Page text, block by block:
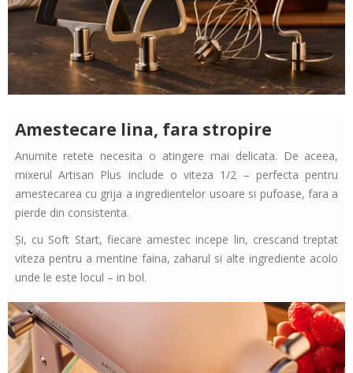
Amestecare lina, fara stropire
Anumite retete necesita o atingere mai delicata. De aceea,
mixerul Artisan Plus include o viteza 1/2 – perfecta pentru
amestecarea cu grija a ingredientelor usoare si pufoase, fara a
pierde din consistenta.
Și, cu Soft Start, fiecare amestec incepe lin, crescand treptat
viteza pentru a mentine faina, zaharul si alte ingrediente acolo
unde le este locul – in bol.